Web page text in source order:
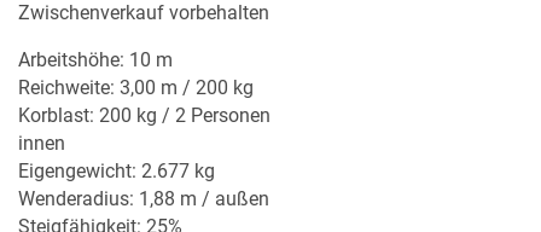
Zwischenverkauf vorbehalten
Arbeitshöhe: 10 m
Reichweite: 3,00 m / 200 kg
Korblast: 200 kg / 2 Personen
innen
Eigengewicht: 2.677 kg
Wenderadius: 1,88 m / außen
Steigfähigkeit: 25%